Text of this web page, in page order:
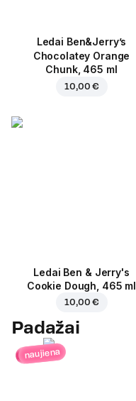
Ledai Ben&Jerry’s
Chocolatey Orange
Chunk, 465 ml
10,00 €
Ledai Ben & Jerry's
Cookie Dough, 465 ml
10,00 €
Padažai
naujiena